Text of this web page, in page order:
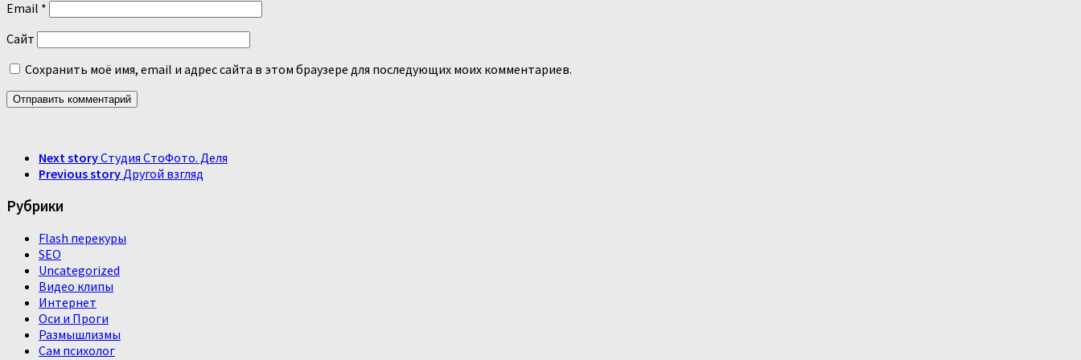
Email *
Сайт
Сохранить моё имя, email и адрес сайта в этом браузере для последующих моих комментариев.
Next storyСтудия СтоФото. Деля
Previous story Другой взгляд
Рубрики
Flash перекуры
SEO
Uncategorized
Видео клипы
Интернет
Оси и Проги
Размышлизмы
Сам психолог